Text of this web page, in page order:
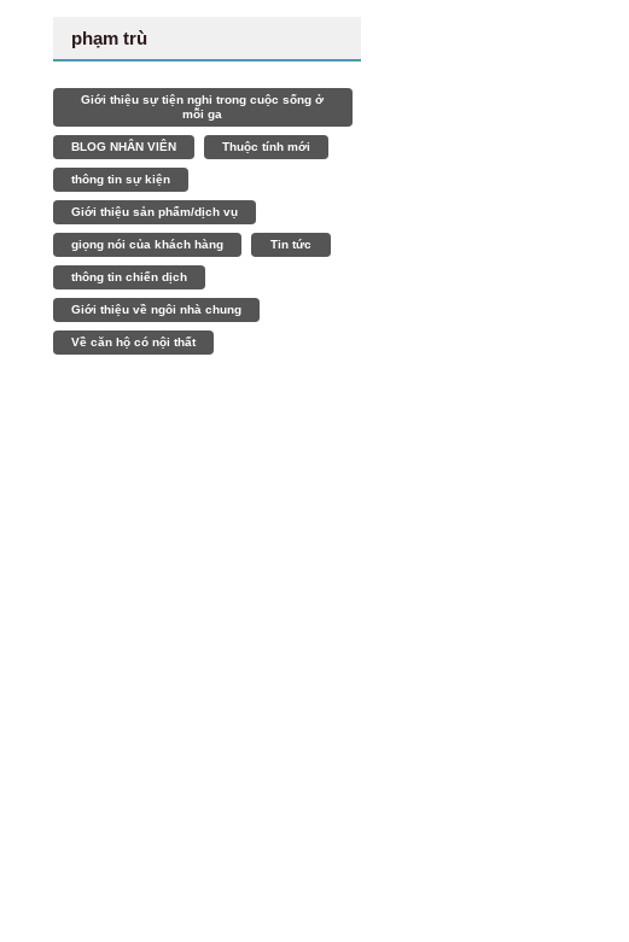
phạm trù
Giới thiệu sự tiện nghi trong cuộc sống ở
mỗi ga
BLOG NHÂN VIÊN Thuộc tính mới
thông tin sự kiện
Giới thiệu sản phẩm/dịch vụ
giọng nói của khách hàng Tin tức
thông tin chiến dịch
Giới thiệu về ngôi nhà chung
Về căn hộ có nội thất